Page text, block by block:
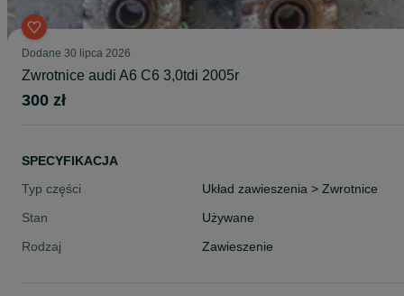
Dodane 30 lipca 2026
Zwrotnice audi A6 C6 3,0tdi 2005r
300 zł
SPECYFIKACJA
Typ części
Układ zawieszenia > Zwrotnice
Stan
Używane
Rodzaj
Zawieszenie